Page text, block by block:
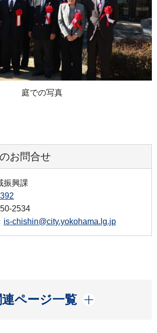
庭での写真
お問合せ
振興課
2534
is-chishin@city.yokohama.lg.jp
連ページ一覧
開く